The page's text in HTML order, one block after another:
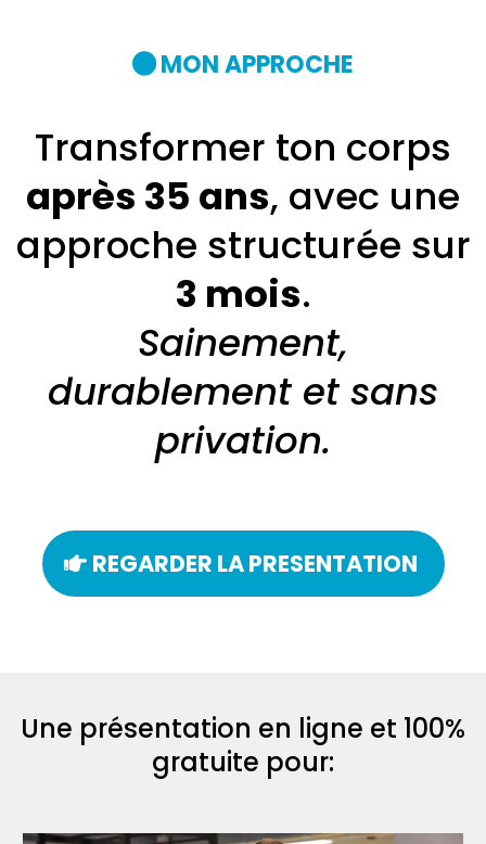
MON APPROCHE
Transformer ton corps
après 35 ans, avec une
approche structurée sur
3 mois.
Sainement,
durablement et sans
privation.
REGARDER LA PRESENTATION
Une présentation en ligne et 100%
gratuite pour: